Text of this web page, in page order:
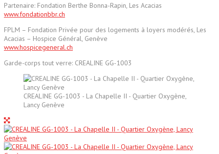
Partenaire: Fondation Berthe Bonna-Rapin, Les Acacias
www.fondationbbr.ch
FPLM – Fondation Privée pour des logements à loyers modérés, Les
Acacias – Hospice Général, Genève
www.hospicegeneral.ch
Garde-corps tout verre: CREALINE GG-1003
CREALINE GG-1003 - La Chapelle II - Quartier Oxygène,
Lancy Genève